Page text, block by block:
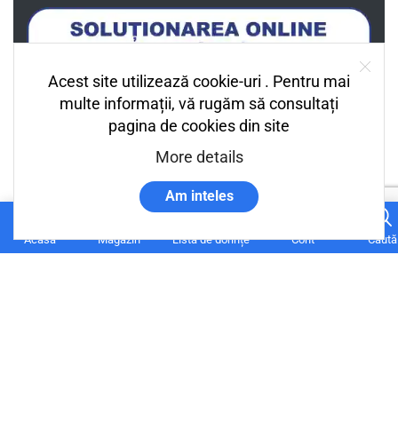
Acasă Magazin
0
Lista de dorințe Cont Caută
Acest site utilizează cookie-uri . Pentru mai
multe informații, vă rugăm să consultați
pagina de cookies din site
More details
Am inteles